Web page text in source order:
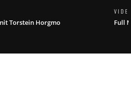
Torstein Horgmo Full